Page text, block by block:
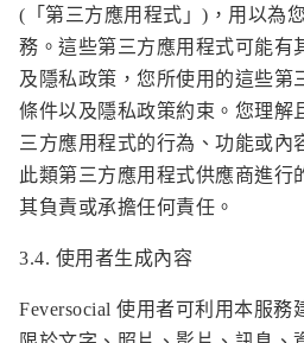
(「第三方應用程式」)，用以為
務。這些第三方應用程式可能有
及隱私政策，您所使用的這些第
條件以及隱私政策約束。您理解
三方應用程式的行為、功能或內
此類第三方應用程式供應商進行
其負責或承擔任何責任。
3.4. 使用者生成內容
Feversocial 使用者可利用本服務